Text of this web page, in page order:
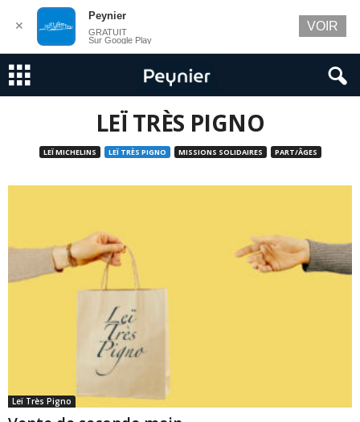
LEÏ TRÈS PIGNO
LEÏ MICHELINS LEÏ TRÈS PIGNO MISSIONS SOLIDAIRES PART/ÂGES
Leï Très Pigno
✕
Peynier
GRATUIT
Sur Google Play
VOIR